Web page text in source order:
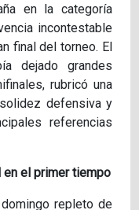
en la categoría
incontestable
final del torneo. El
dejado grandes
rubricó una
defensiva y
referencias
en el primer tiempo
repleto de